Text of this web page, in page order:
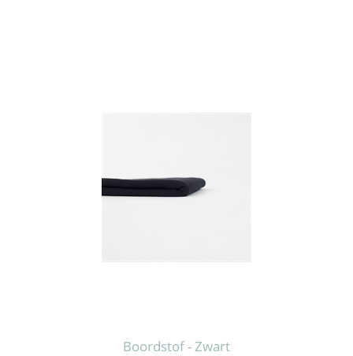
Boordstof - Zwart